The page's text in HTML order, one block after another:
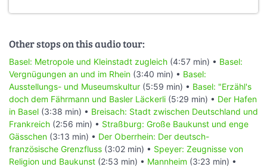
Other stops on this audio tour:
Basel: Metropole und Kleinstadt zugleich (4:57 min) • Basel:
Vergnügungen an und im Rhein (3:40 min) • Basel:
Ausstellungs- und Museumskultur (5:59 min) • Basel: "Erzähl's
doch dem Fährmann und Basler Läckerli (5:29 min) • Der Hafen
in Basel (3:38 min) • Breisach: Stadt zwischen Deutschland und
Frankreich (2:56 min) • Straßburg: Große Baukunst und enge
Gässchen (3:13 min) • Der Oberrhein: Der deutsch-
französische Grenzfluss (3:02 min) • Speyer: Zeugnisse von
Religion und Baukunst (2:53 min) • Mannheim (3:23 min) •